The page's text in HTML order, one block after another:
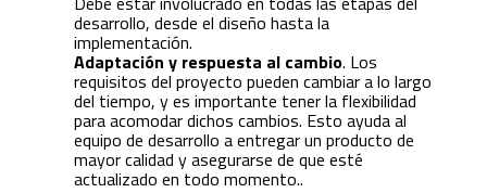
desarrollo, desde el diseño hasta la
implementación.
Adaptación y respuesta al cambio. Los
requisitos del proyecto pueden cambiar a lo largo
del tiempo, y es importante tener la flexibilidad
para acomodar dichos cambios. Esto ayuda al
equipo de desarrollo a entregar un producto de
mayor calidad y asegurarse de que esté
actualizado en todo momento..